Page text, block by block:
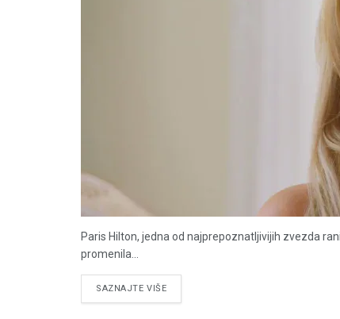
Paris Hilton, jedna od najprepoznatljivijih zvezda
promenila...
SAZNAJTE VIŠEDETAILS